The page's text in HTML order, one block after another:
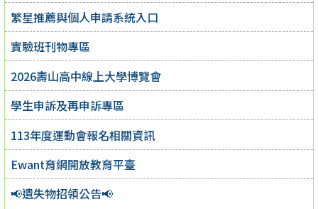
繁星推薦與個人申請系統入口
實驗班刊物專區
2026壽山高中線上大學博覽會
學生申訴及再申訴專區
113年度運動會報名相關資訊
Ewant育網開放教育平臺
📢遺失物招領公告📢